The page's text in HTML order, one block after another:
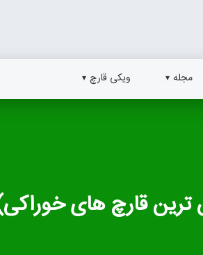
مجله ویکی قارچ
ترین قارچ های